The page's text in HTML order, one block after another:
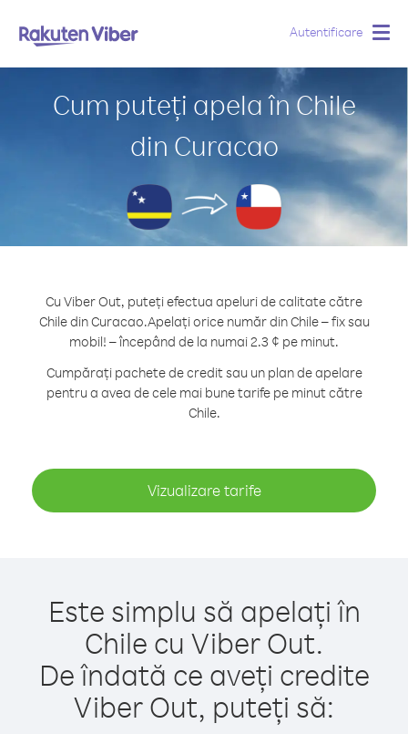
Autentificare
Cum puteți apela în Chile
din Curacao
Cu Viber Out, puteți efectua apeluri de calitate către
Chile din Curacao.Apelați orice număr din Chile – fix sau
mobil! – începând de la numai 2.3 ¢ pe minut.
Cumpărați pachete de credit sau un plan de apelare
pentru a avea de cele mai bune tarife pe minut către
Chile.
Vizualizare tarife
Este simplu să apelați în
Chile cu Viber Out.
De îndată ce aveți credite
Viber Out, puteți să: